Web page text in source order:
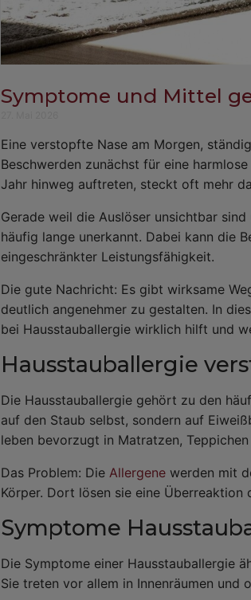
Symptome und Mittel
Eine verstopfte Nase am Morgen,
Beschwerden zunächst für eine
Jahr hinweg auftreten, steckt oft mehr
Gerade weil die Auslöser unsichtbar
häufig lange unerkannt. Dabei kann die
eingeschränkter Leistungsfähigkeit.
Die gute Nachricht: Es gibt wirksame
deutlich angenehmer zu gestalten. In
bei Hausstauballergie wirklich hilft und
Hausstauballergie
Die Hausstauballergie gehört zu den
auf den Staub selbst, sondern auf
leben bevorzugt in Matratzen,
Das Problem: Die Allergene werden mit
Körper. Dort lösen sie eine Überreaktion
Symptome
Die Symptome einer Hausstauballergie
Sie treten vor allem in Innenräumen und